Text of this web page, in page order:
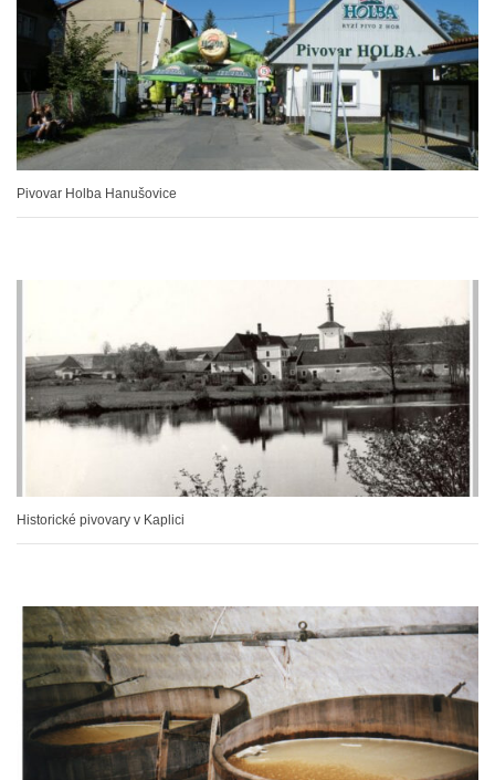
Pivovar Holba Hanušovice
Historické pivovary v Kaplici